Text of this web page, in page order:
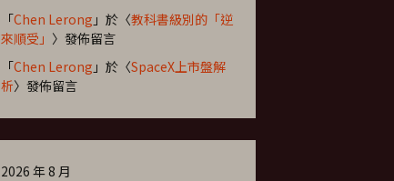
「Chen Lerong 」於〈教科書級別的「逆
來順受」 〉發佈留言
「Chen Lerong 」於〈SpaceX上市盤解
析〉發佈留言
2026 年 8 月